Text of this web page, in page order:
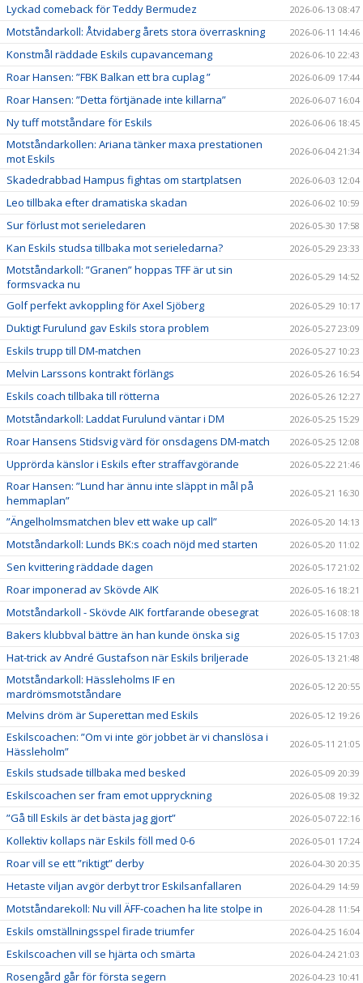
Lyckad comeback för Teddy Bermudez 2026-06-13 08:47
Motståndarkoll: Åtvidaberg årets stora överraskning 2026-06-11 14:46
Konstmål räddade Eskils cupavancemang 2026-06-10 22:43
Roar Hansen: ”FBK Balkan ett bra cuplag ” 2026-06-09 17:44
Roar Hansen: ”Detta förtjänade inte killarna” 2026-06-07 16:04
Ny tuff motståndare för Eskils 2026-06-06 18:45
Motståndarkollen: Ariana tänker maxa prestationen
mot Eskils
2026-06-04 21:34
Skadedrabbad Hampus fightas om startplatsen 2026-06-03 12:04
Leo tillbaka efter dramatiska skadan 2026-06-02 10:59
Sur förlust mot serieledaren 2026-05-30 17:58
Kan Eskils studsa tillbaka mot serieledarna? 2026-05-29 23:33
Motståndarkoll: ”Granen” hoppas TFF är ut sin
formsvacka nu
2026-05-29 14:52
Golf perfekt avkoppling för Axel Sjöberg 2026-05-29 10:17
Duktigt Furulund gav Eskils stora problem 2026-05-27 23:09
Eskils trupp till DM-matchen 2026-05-27 10:23
Melvin Larssons kontrakt förlängs 2026-05-26 16:54
Eskils coach tillbaka till rötterna 2026-05-26 12:27
Motståndarkoll: Laddat Furulund väntar i DM 2026-05-25 15:29
Roar Hansens Stidsvig värd för onsdagens DM-match 2026-05-25 12:08
Upprörda känslor i Eskils efter straffavgörande 2026-05-22 21:46
Roar Hansen: ”Lund har ännu inte släppt in mål på
hemmaplan”
2026-05-21 16:30
”Ängelholmsmatchen blev ett wake up call” 2026-05-20 14:13
Motståndarkoll: Lunds BK:s coach nöjd med starten 2026-05-20 11:02
Sen kvittering räddade dagen 2026-05-17 21:02
Roar imponerad av Skövde AIK 2026-05-16 18:21
Motståndarkoll - Skövde AIK fortfarande obesegrat 2026-05-16 08:18
Bakers klubbval bättre än han kunde önska sig 2026-05-15 17:03
Hat-trick av André Gustafson när Eskils briljerade 2026-05-13 21:48
Motståndarkoll: Hässleholms IF en
mardrömsmotståndare
2026-05-12 20:55
Melvins dröm är Superettan med Eskils 2026-05-12 19:26
Eskilscoachen: ”Om vi inte gör jobbet är vi chanslösa i
Hässleholm”
2026-05-11 21:05
Eskils studsade tillbaka med besked 2026-05-09 20:39
Eskilscoachen ser fram emot uppryckning 2026-05-08 19:32
”Gå till Eskils är det bästa jag gjort” 2026-05-07 22:16
Kollektiv kollaps när Eskils föll med 0-6 2026-05-01 17:24
Roar vill se ett ”riktigt” derby 2026-04-30 20:35
Hetaste viljan avgör derbyt tror Eskilsanfallaren 2026-04-29 14:59
Motståndarekoll: Nu vill ÄFF-coachen ha lite stolpe in 2026-04-28 11:54
Eskils omställningsspel firade triumfer 2026-04-25 16:04
Eskilscoachen vill se hjärta och smärta 2026-04-24 21:03
Rosengård går för första segern 2026-04-23 10:41